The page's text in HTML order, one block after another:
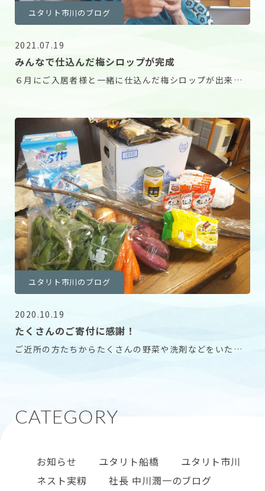
ユタリト市川のブログ
2021.07.19
みんなで仕込んだ梅シロップが完成
６月にご入居者様と一緒に仕込んだ梅シロップが出来上
ユタリト市川のブログ
2020.10.19
たくさんのご寄付に感謝！
ご近所の方たちからたくさんの野菜や洗剤などをいただ
お知らせ ユタリト船橋
ユタリト市川
ネスト実籾
社長 中川潤一のブログ